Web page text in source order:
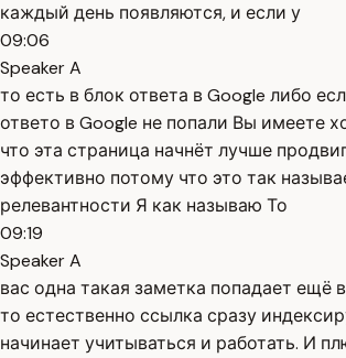
каждый день появляются, и если у
09:06
Speaker A
то есть в блок ответа в Google либо
ответо в Google не попали Вы имеете
что эта страница начнёт лучше
эффективно потому что это так
релевантности Я как называю То
09:19
Speaker A
вас одна такая заметка попадает ещё
то естественно ссылка сразу
начинает учитываться и работать. И